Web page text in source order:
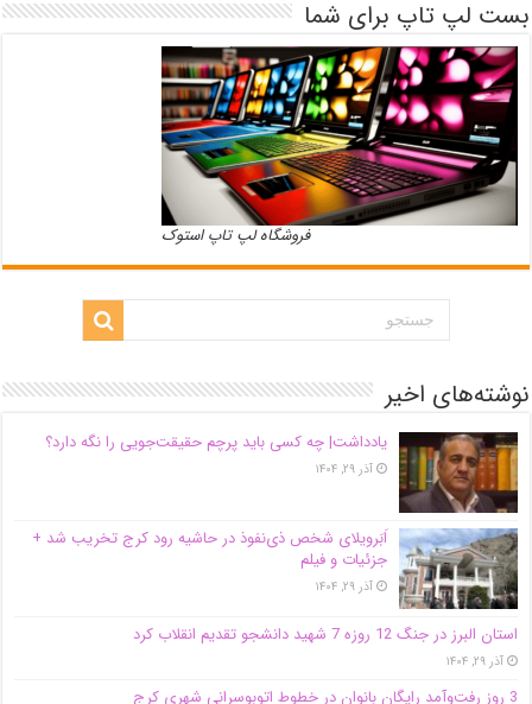
بست لپ تاپ برای شما
فروشگاه لپ تاپ استوک
نوشته‌های اخیر
یادداشت| ‌چه کسی باید پرچم حقیقت‌جویی را نگه دارد؟
آذر ۲۹, ۱۴۰۴
اَبَر‌ویلای شخص ذی‌نفوذ در حاشیه‌ رود کرج تخریب شد +
جزئیات و فیلم
آذر ۲۹, ۱۴۰۴
استان البرز در جنگ 12 روزه 7 شهید دانشجو تقدیم انقلاب کرد
آذر ۲۹, ۱۴۰۴
3 روز رفت‌وآمد رایگان بانوان در خطوط اتوبوسرانی شهری کرج